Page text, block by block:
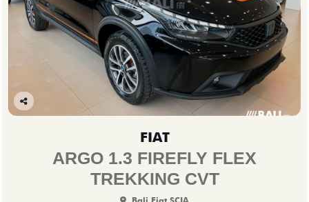
Co
FIAT
ARGO 1.3 FIREFLY FLEX
TREKKING CVT